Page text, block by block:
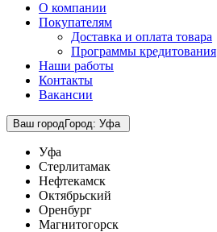
О компании
Покупателям
Доставка и оплата товара
Программы кредитования
Наши работы
Контакты
Вакансии
Ваш городГород: Уфа
Уфа
Стерлитамак
Нефтекамск
Октябрьский
Оренбург
Магнитогорск